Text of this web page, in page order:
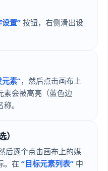
设置” 按钮，右侧滑出设
素”，然后点击画布上
素会被高亮（蓝色边
。
后逐个点击画布上的媒
。在 “目标元素列表” 中